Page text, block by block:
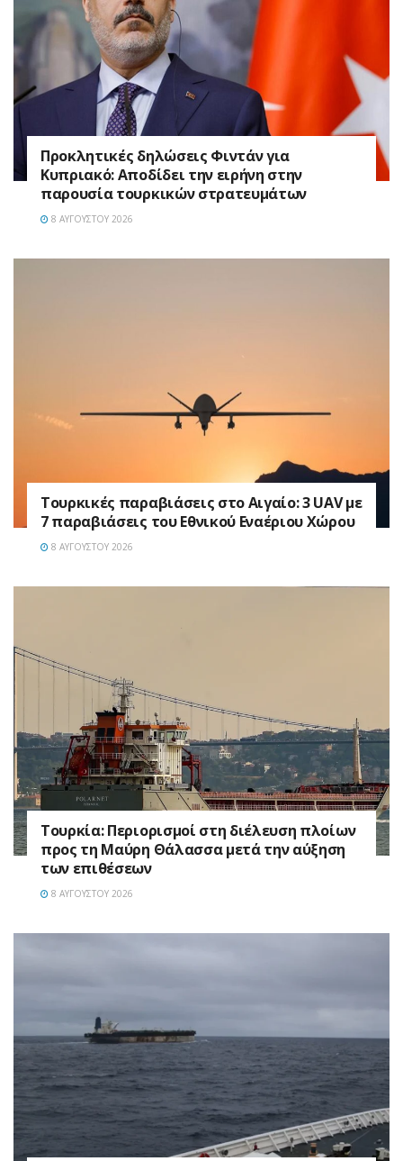
Προκλητικές δηλώσεις Φιντάν για
Κυπριακό: Αποδίδει την ειρήνη στην
παρουσία τουρκικών στρατευμάτων
8 ΑΥΓΟΎΣΤΟΥ 2026
Τουρκικές παραβιάσεις στο Αιγαίο: 3 UAV με
7 παραβιάσεις του Εθνικού Εναέριου Χώρου
8 ΑΥΓΟΎΣΤΟΥ 2026
Τουρκία: Περιορισμοί στη διέλευση πλοίων
προς τη Μαύρη Θάλασσα μετά την αύξηση
των επιθέσεων
8 ΑΥΓΟΎΣΤΟΥ 2026